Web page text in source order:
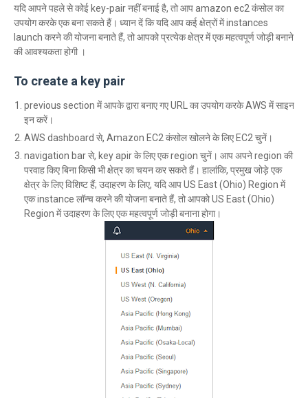
यदि आपने पहले से कोई key-pair नहीं बनाई है, तो आप amazon ec2 कंसोल का
उपयोग करके एक बना सकते हैं। ध्यान दें कि यदि आप कई क्षेत्रों में instances
launch करने की योजना बनाते हैं, तो आपको प्रत्येक क्षेत्र में एक महत्वपूर्ण जोड़ी बनाने
की आवश्यकता होगी ।
To create a key pair
previous section में आपके द्वारा बनाए गए URL का उपयोग करके AWS में साइन
इन करें।
AWS dashboard से, Amazon EC2 कंसोल खोलने के लिए EC2 चुनें।
navigation bar से, key apir के लिए एक region चुनें। आप अपने region की
परवाह किए बिना किसी भी क्षेत्र का चयन कर सकते हैं। हालांकि, प्रमुख जोड़े एक
क्षेत्र के लिए विशिष्ट हैं; उदाहरण के लिए, यदि आप US East (Ohio) Region में
एक instance लॉन्च करने की योजना बनाते हैं, तो आपको US East (Ohio)
Region में उदाहरण के लिए एक महत्वपूर्ण जोड़ी बनाना होगा।